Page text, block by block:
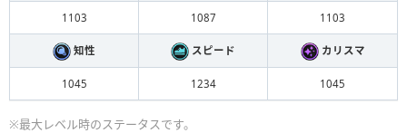
1103 1087 1103
知性 スピード カリスマ
1045 1234 1045
※最大レベル時のステータスです。